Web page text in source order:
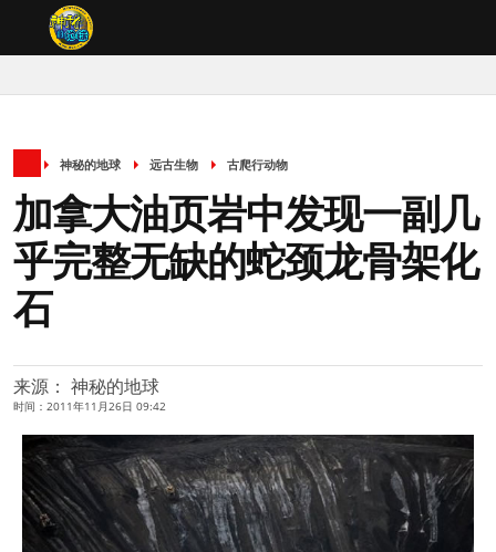
神秘的地球 远古生物 古爬行动物
加拿大油页岩中发现一副几
乎完整无缺的蛇颈龙骨架化
石
来源： 神秘的地球
时间：2011年11月26日 09:42